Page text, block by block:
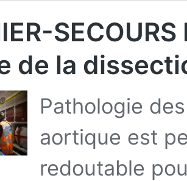
de la
Patho­lo­gie
aor­tique est
redou­table